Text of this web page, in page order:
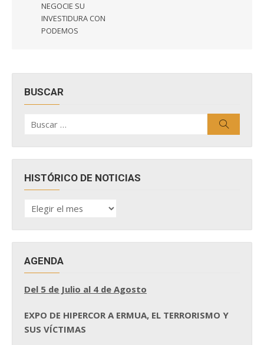
NEGOCIE SU
INVESTIDURA CON
PODEMOS
BUSCAR
por:
HISTÓRICO DE NOTICIAS
HISTÓRICO
DE
AGENDA
Del 5 de Julio al 4 de Agosto
EXPO DE HIPERCOR A ERMUA, EL TERRORISMO Y
SUS VÍCTIMAS